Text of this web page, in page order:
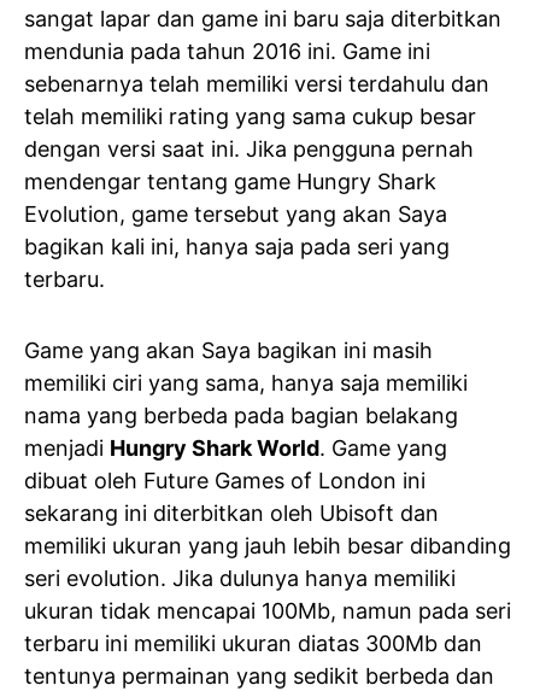
sangat lapar dan game ini baru saja diterbitkan
mendunia pada tahun 2016 ini. Game ini
sebenarnya telah memiliki versi terdahulu dan
telah memiliki rating yang sama cukup besar
dengan versi saat ini. Jika pengguna pernah
mendengar tentang game Hungry Shark
Evolution, game tersebut yang akan Saya
bagikan kali ini, hanya saja pada seri yang
terbaru.
Game yang akan Saya bagikan ini masih
memiliki ciri yang sama, hanya saja memiliki
nama yang berbeda pada bagian belakang
menjadi Hungry Shark World. Game yang
dibuat oleh Future Games of London ini
sekarang ini diterbitkan oleh Ubisoft dan
memiliki ukuran yang jauh lebih besar dibanding
seri evolution. Jika dulunya hanya memiliki
ukuran tidak mencapai 100Mb, namun pada seri
terbaru ini memiliki ukuran diatas 300Mb dan
tentunya permainan yang sedikit berbeda dan